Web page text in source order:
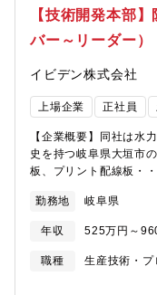
工程に携わっていただ
く、バッテリー部品に
す。その為、塗料の配
【業務の魅力】・EVで
よる発火事故を防止す
す。担当製品は安全性
とが可能です。・新規
ップのメーカーの顧客
力】田舎過ぎず都会過
近年は移住者に人気の
ス良好 イビデンが多
うアクセス環境も非常
すい環境 2LDKの賃
【技術開発本部
バー～リーダー）
イビデン株式会社
上場企業 正社員
【企業概要】同社は水
史を持つ岐阜県大垣市
板、プリント配線板・
は欠かせないICパッケ
ラミック製品など、世
成長を遂げている「技
ジ基板は、半導体業界
向けに対応する技術力
勤務地 岐阜県
年収 525万円～
職種
生産技術・プ